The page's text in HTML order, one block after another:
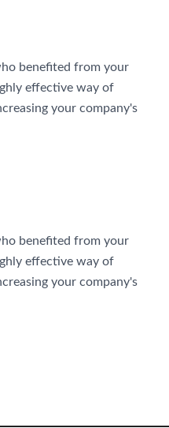
benefited from your
effective way of
your company's
benefited from your
effective way of
your company's